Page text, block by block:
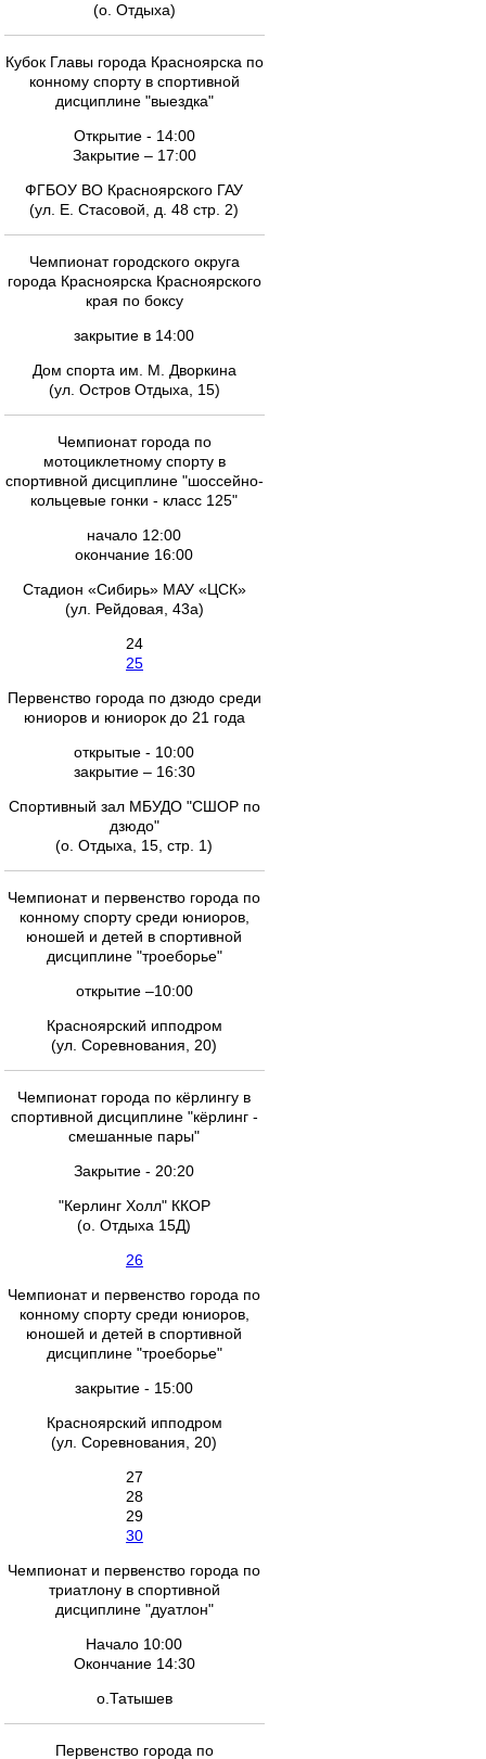
(о. Отдыха)
Кубок Главы города Красноярска по
конному спорту в спортивной
дисциплине "выездка"
Открытие - 14:00
Закрытие – 17:00
ФГБОУ ВО Красноярского ГАУ
(ул. Е. Стасовой, д. 48 стр. 2)
Чемпионат городского округа
города Красноярска Красноярского
края по боксу
закрытие в 14:00
Дом спорта им. М. Дворкина
(ул. Остров Отдыха, 15)
Чемпионат города по
мотоциклетному спорту в
спортивной дисциплине "шоссейно-
кольцевые гонки - класс 125"
начало 12:00
окончание 16:00
Стадион «Сибирь» МАУ «ЦСК»
(ул. Рейдовая, 43а)
24
25
Первенство города по дзюдо среди
юниоров и юниорок до 21 года
открытые - 10:00
закрытие – 16:30
Спортивный зал МБУДО "СШОР по
дзюдо"
(о. Отдыха, 15, стр. 1)
Чемпионат и первенство города по
конному спорту среди юниоров,
юношей и детей в спортивной
дисциплине "троеборье"
открытие –10:00
Красноярский ипподром
(ул. Соревнования, 20)
Чемпионат города по кёрлингу в
спортивной дисциплине "кёрлинг -
смешанные пары"
Закрытие - 20:20
"Керлинг Холл" ККОР
(о. Отдыха 15Д)
26
Чемпионат и первенство города по
конному спорту среди юниоров,
юношей и детей в спортивной
дисциплине "троеборье"
закрытие - 15:00
Красноярский ипподром
(ул. Соревнования, 20)
27
28
29
30
Чемпионат и первенство города по
триатлону в спортивной
дисциплине "дуатлон"
Начало 10:00
Окончание 14:30
о.Татышев
Первенство города по